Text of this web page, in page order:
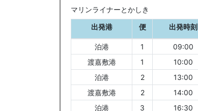
マリンライナーとかしき
出発港
便 出発時刻
泊港 1 09:00
渡嘉敷港
1 10:00
泊港
2 13:00
渡嘉敷港
2 14:00
泊港
3 16:30